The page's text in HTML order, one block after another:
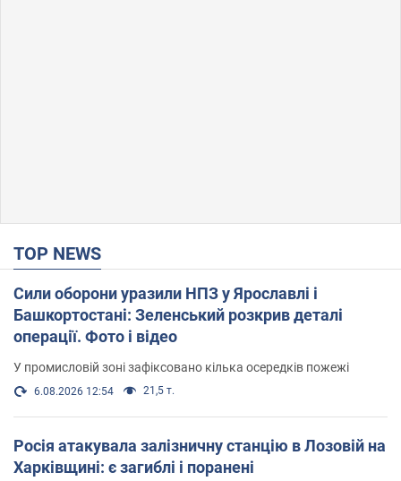
TOP NEWS
Сили оборони уразили НПЗ у Ярославлі і
Башкортостані: Зеленський розкрив деталі
операції. Фото і відео
У промисловій зоні зафіксовано кілька осередків пожежі
6.08.2026 12:54 21,5 т.
Росія атакувала залізничну станцію в Лозовій на
Харківщині: є загиблі і поранені